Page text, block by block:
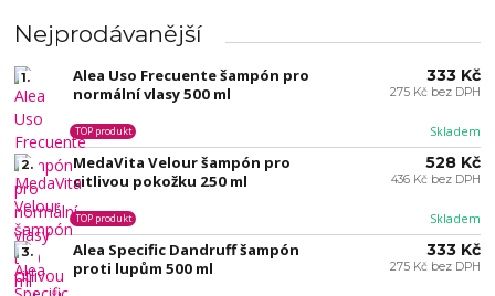
Nejprodávanější
1.
Alea Uso Frecuente šampón pro
normální vlasy 500 ml
Skladem
TOP produkt
333 Kč
275 Kč bez DPH
2.
MedaVita Velour šampón pro
citlivou pokožku 250 ml
Skladem
TOP produkt
528 Kč
436 Kč bez DPH
3.
Alea Specific Dandruff šampón
proti lupům 500 ml
333 Kč
275 Kč bez DPH